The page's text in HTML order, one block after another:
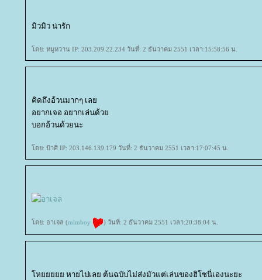
มิวมิว น่ารัก
ดย: หมูหวาน IP: 203.209.22.234 วันที่: 2 ธันวาคม 2551 เวลา:15:58:56 น.
คิดถึงอ้วนมากๆ เล
อยากเจอ อยากเล่นด้ว
บอกอ้วนด้วยนะ
ดย: ป้าศิ IP: 203.146.139.179 วันที่: 2 ธันวาคม 2551 เวลา:17:07:45 น.
ดย: อาเจล (mlmboy ) วันที่: 2 ธันวาคม 2551 เวลา:20:38:04 น.
หยยยยย หายไปเลย ต้นฉบับไม่ส่งมัวแต่เล่นของฮิโซนี่เองนะยะ